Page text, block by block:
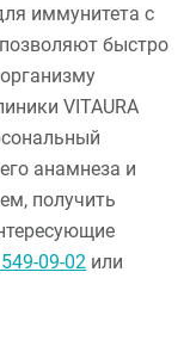
иммунитета с
быстро
VITAURA
анамнеза и
получить
09-02 или